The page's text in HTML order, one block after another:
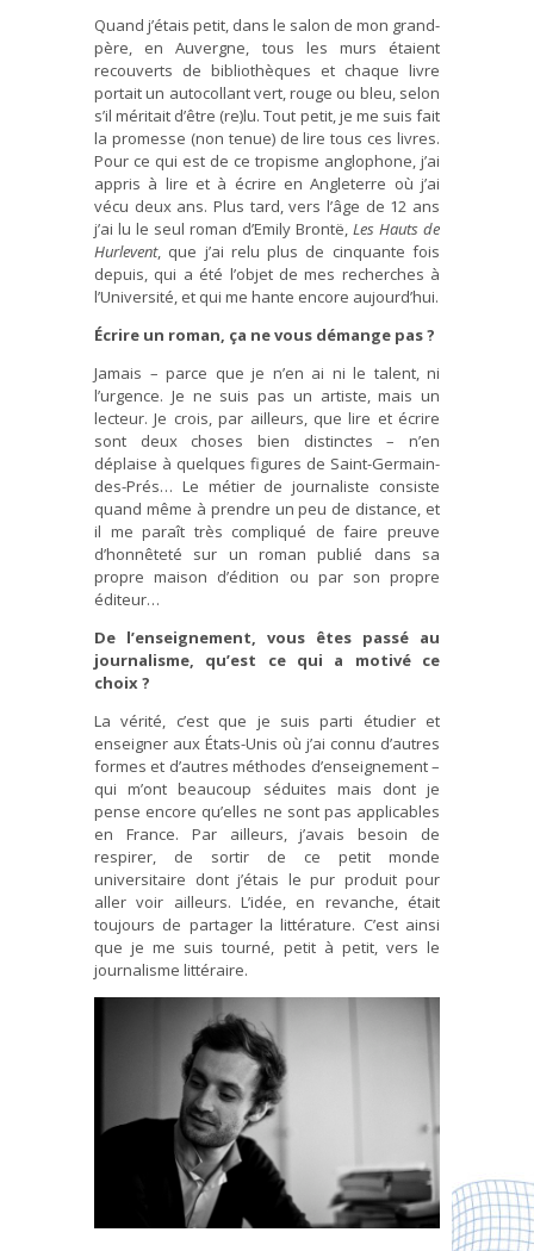
Quand j’étais petit, dans le salon de mon grand-
père, en Auvergne, tous les murs étaient
recouverts de bibliothèques et chaque livre
portait un autocollant vert, rouge ou bleu, selon
s’il méritait d’être (re)lu. Tout petit, je me suis fait
la promesse (non tenue) de lire tous ces livres.
Pour ce qui est de ce tropisme anglophone, j’ai
appris à lire et à écrire en Angleterre où j’ai
vécu deux ans. Plus tard, vers l’âge de 12 ans
j’ai lu le seul roman d’Emily Brontë, Les Hauts de
Hurlevent, que j’ai relu plus de cinquante fois
depuis, qui a été l’objet de mes recherches à
l’Université, et qui me hante encore aujourd’hui.
Écrire un roman, ça ne vous démange pas ?
Jamais – parce que je n’en ai ni le talent, ni
l’urgence. Je ne suis pas un artiste, mais un
lecteur. Je crois, par ailleurs, que lire et écrire
sont deux choses bien distinctes – n’en
déplaise à quelques figures de Saint-Germain-
des-Prés… Le métier de journaliste consiste
quand même à prendre un peu de distance, et
il me paraît très compliqué de faire preuve
d’honnêteté sur un roman publié dans sa
propre maison d’édition ou par son propre
éditeur…
De l’enseignement, vous êtes passé au
journalisme, qu’est ce qui a motivé ce
choix ?
La vérité, c’est que je suis parti étudier et
enseigner aux États-Unis où j’ai connu d’autres
formes et d’autres méthodes d’enseignement –
qui m’ont beaucoup séduites mais dont je
pense encore qu’elles ne sont pas applicables
en France. Par ailleurs, j’avais besoin de
respirer, de sortir de ce petit monde
universitaire dont j’étais le pur produit pour
aller voir ailleurs. L’idée, en revanche, était
toujours de partager la littérature. C’est ainsi
que je me suis tourné, petit à petit, vers le
journalisme littéraire.